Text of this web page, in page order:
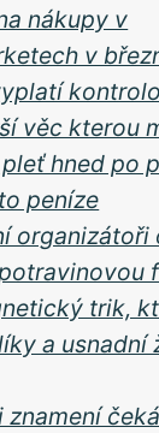
nákupy v
v
věc kterou
hned po
peníze
organizátoři
trik,
a usnadní
znamení